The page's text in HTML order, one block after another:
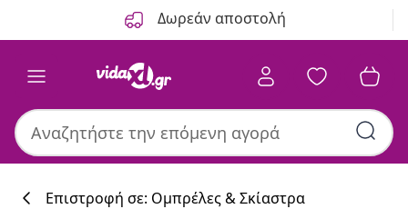
Δωρεάν αποστολή
Επιστροφή σε: Ομπρέλες & Σκίαστρα